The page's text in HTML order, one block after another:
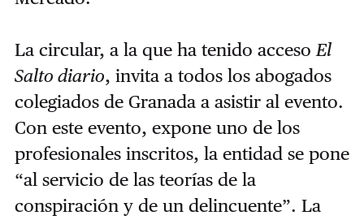
La circular, a la que ha tenido acceso El
Salto diario, invita a todos los abogados
colegiados de Granada a asistir al evento.
Con este evento, expone uno de los
profesionales inscritos, la entidad se pone
“al servicio de las teorías de la
conspiración y de un delincuente”. La